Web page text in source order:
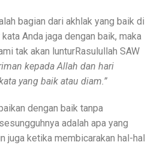
bagian dari akhlak yang baik di
Anda jaga dengan baik, maka
tak akan lunturRasulullah SAW
kepada Allah dan hari
yang baik atau diam.”
dengan baik tanpa
adalah apa yang
juga ketika membicarakan hal-hal